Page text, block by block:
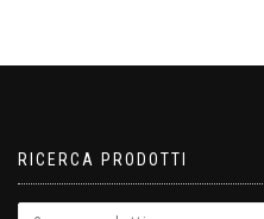
RICERCA PRODOTTI